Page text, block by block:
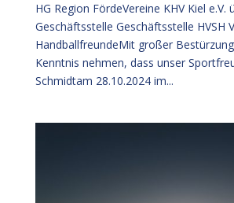
HG Region FördeVereine KHV Kiel e.V.
Geschäftsstelle Geschäftsstelle HVSH
HandballfreundeMit großer
Kenntnis nehmen, dass unser
Schmidtam 28.10.2024 im...